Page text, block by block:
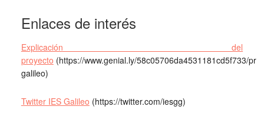
Enlaces de interés
Explicación del
proyecto (https://www.genial.ly/58c05706da4531181cd5f733/
galileo)
Twitter IES Galileo (https://twitter.com/iesgg)